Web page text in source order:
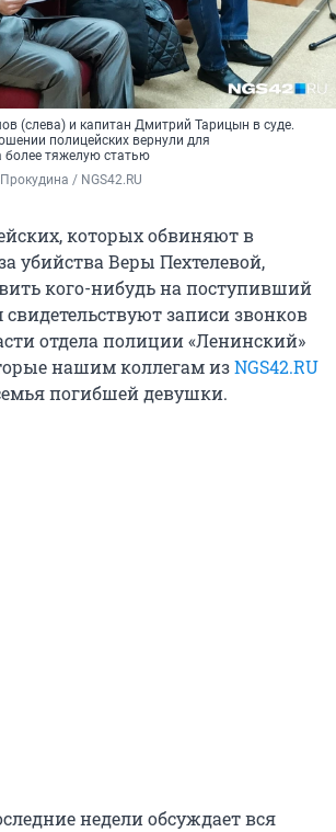
(слева) и капитан Дмитрий Тарицын в суде.
полицейских вернули для
более тяжелую статью
/ NGS42.RU
которых обвиняют в
убийства Веры Пехтелевой,
кого-нибудь на поступивший
свидетельствуют записи звонков
отдела полиции «Ленинский»
нашим коллегам изNGS42.RU
погибшей девушки.
недели обсуждает вся